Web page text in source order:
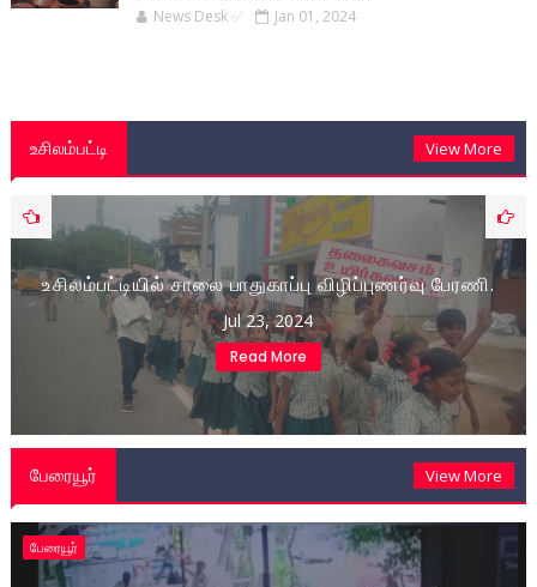
News Desk ✅ Jan 01, 2024
உசிலம்பட்டி View More
உசிலம்பட்டியில் சாலை பாதுகாப்பு விழிப்புணர்வு பேரணி.
Jul 23, 2024
Read More
பேரையூர் View More
பேரையூர்